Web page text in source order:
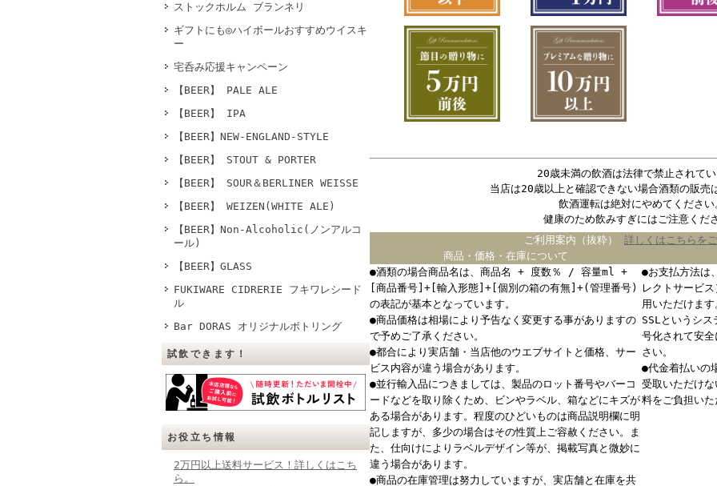
ストックホルム ブランネリ
ギフトにも◎ハイボールおすすめウイスキ
ー
宅呑み応援キャンペーン
【BEER】 PALE ALE
【BEER】 IPA
【BEER】NEW-ENGLAND-STYLE
【BEER】 STOUT & PORTER
【BEER】 SOUR＆BERLINER WEISSE
【BEER】 WEIZEN(WHITE ALE)
【BEER】Non-Alcoholic(ノンアルコ
ール)
【BEER】GLASS
FUKIWARE CIDRERIE フキワレシード
ル
Bar DORAS オリジナルボトリング
試飲できます！
お役立ち情報
2万円以上送料サービス！詳しくはこち
ら。
20歳未満の飲酒は法律で禁止されて
当店は20歳以上と確認できない場合酒類の販売
飲酒運転は絶対にやめてください
健康のため飲みすぎにはご注意くだ
ご利用案内（抜粋） 詳しくはこちらを
商品・価格・在庫について
●酒類の場合商品名は、商品名 + 度数％ / 容量ml +
[商品番号]+[輸入形態]+[個別の箱の有無]+(管理番号)
の表記が基本となっています。
●商品価格は相場により予告なく変更する事がありますの
で予めご了承ください。
●都合により実店舗・当店他のウエブサイトと価格、サー
ビス内容が違う場合があります。
●並行輸入品につきましては、製品のロット番号やバーコ
ードなどを取り除くため、ビンやラベル、箱などにキズが
ある場合があります。程度のひどいものは商品説明欄に明
記しますが、多少の場合はその性質上ご容赦ください。ま
た、仕向けによりラベルデザイン等が、掲載写真と微妙に
違う場合があります。
●商品の在庫管理は努力していますが、実店舗と在庫を共
●お支払方法は
レクトサービ
用いただけま
SSLというシ
号化されて安
さい。
●代金着払いの
受取いただけ
料をご負担い